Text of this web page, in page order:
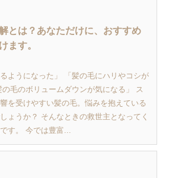
とは？あなただけに、おすすめ
ます。
ようになった」 「髪の毛にハリやコシが
毛のボリュームダウンが気になる」 ス
を受けやすい髪の毛。悩みを抱えている
ょうか？ そんなときの救世主となってく
す。 今では豊富...